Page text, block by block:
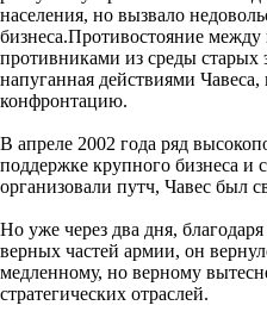
населения, но вызвало
бизнеса.Противостояние между
противниками из среды старых
напуганная действиями
конфронтацию.
В апреле 2002 года ряд
поддержке крупного бизнеса
организовали путч, Чавес был
Но уже через два дня,
верных частей армии, он
медленному, но верному
стратегических отраслей.